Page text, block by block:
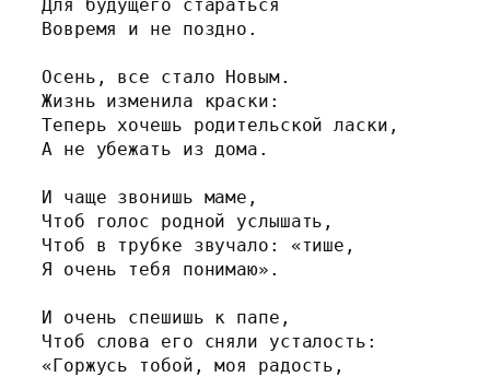
Для будущего стараться
Вовремя и не поздно.
Осень, все стало Новым.
Жизнь изменила краски:
Теперь хочешь родительской ласки,
А не убежать из дома.
И чаще звонишь маме,
Чтоб голос родной услышать,
Чтоб в трубке звучало: «тише,
Я очень тебя понимаю».
И очень спешишь к папе,
Чтоб слова его сняли усталость:
«Горжусь тобой, моя радость,